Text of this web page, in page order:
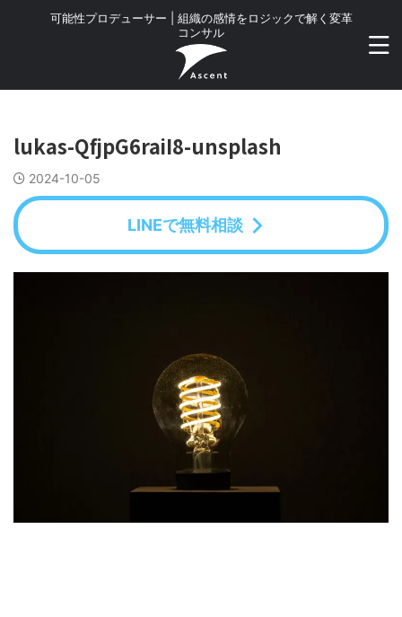
可能性プロデューサー | 組織の感情をロジックで解く変革
コンサル
lukas-QfjpG6raiI8-unsplash
2024-10-05
LINEで無料相談